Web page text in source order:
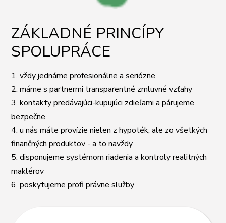
ZÁKLADNÉ PRINCÍPY
SPOLUPRÁCE
1. vždy jednáme profesionálne a seriózne
2. máme s partnermi transparentné zmluvné vzťahy
3. kontakty predávajúci-kupujúci zdieľami a párujeme
bezpečne
4. u nás máte provízie nielen z hypoték, ale zo všetkých
finančných produktov - a to navždy
5. disponujeme systémom riadenia a kontroly realitných
maklérov
6. poskytujeme profi právne služby